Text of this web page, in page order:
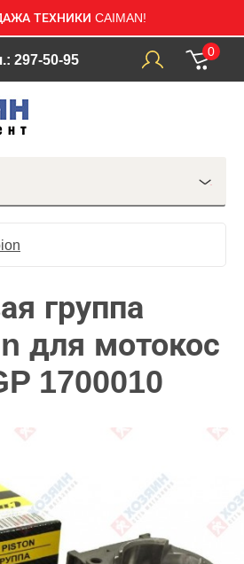
ТЕХНИКИ CAIMAN!
297-50-95
0
группа
для мотокос
1700010